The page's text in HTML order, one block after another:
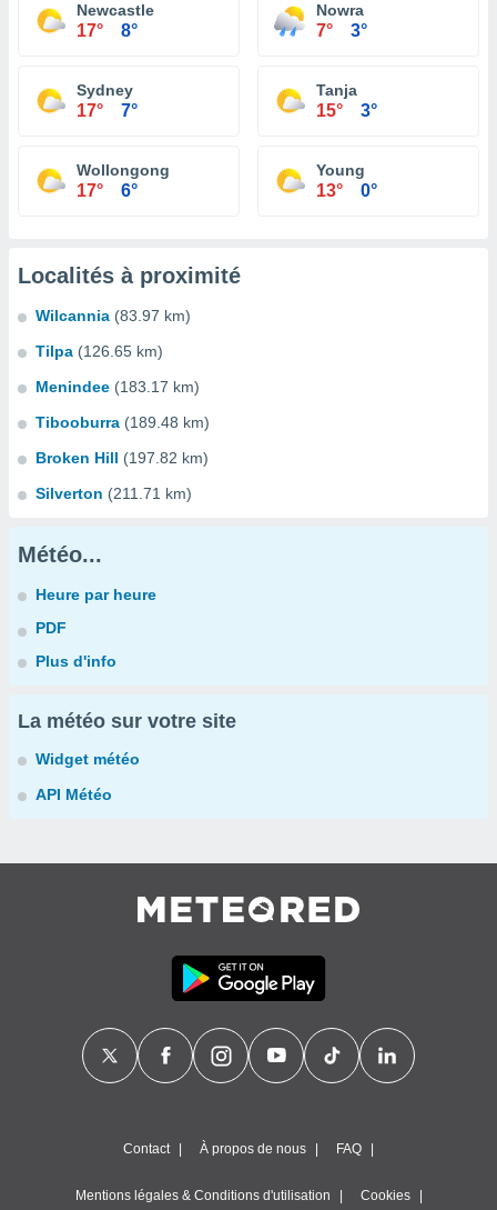
Newcastle
17° 8°
Nowra
7° 3°
Sydney
17° 7°
Tanja
15° 3°
Wollongong
17° 6°
Young
13° 0°
Localités à proximité
Wilcannia (83.97 km)
Tilpa (126.65 km)
Menindee (183.17 km)
Tibooburra (189.48 km)
Broken Hill (197.82 km)
Silverton (211.71 km)
Météo...
Heure par heure
PDF
Plus d'info
La météo sur votre site
Widget météo
API Météo
Contact À propos de nous FAQ
Mentions légales & Conditions d'utilisation Cookies